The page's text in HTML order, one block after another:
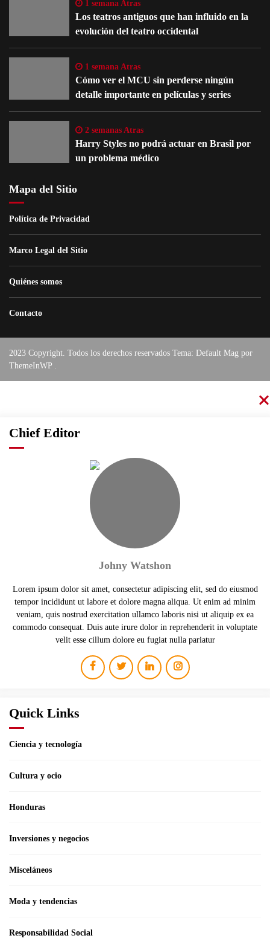
1 semana Atras
Los teatros antiguos que han influido en la
evolución del teatro occidental
1 semana Atras
Cómo ver el MCU sin perderse ningún
detalle importante en películas y series
2 semanas Atras
Harry Styles no podrá actuar en Brasil por
un problema médico
Mapa del Sitio
Política de Privacidad
Marco Legal del Sitio
Quiénes somos
Contacto
2023 Copyright. Todos los derechos reservados Tema: Default Mag por
ThemeInWP .
Chief Editor
Johny Watshon
Lorem ipsum dolor sit amet, consectetur adipiscing elit, sed do eiusmod
tempor incididunt ut labore et dolore magna aliqua. Ut enim ad minim
veniam, quis nostrud exercitation ullamco laboris nisi ut aliquip ex ea
commodo consequat. Duis aute irure dolor in reprehenderit in voluptate
velit esse cillum dolore eu fugiat nulla pariatur
Quick Links
Ciencia y tecnología
Cultura y ocio
Honduras
Inversiones y negocios
Misceláneos
Moda y tendencias
Responsabilidad Social